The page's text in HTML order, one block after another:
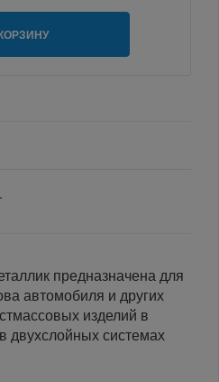
предназначена для
автомобиля и других
изделий в
двухслойных системах